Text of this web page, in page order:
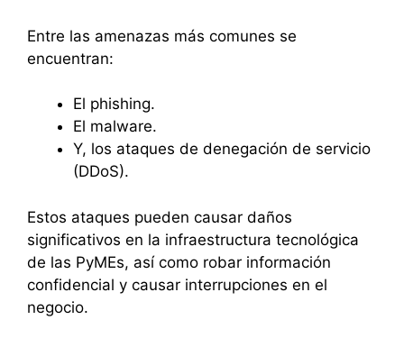
Entre las amenazas más comunes se
encuentran:
El phishing.
El malware.
Y, los ataques de denegación de servicio
(DDoS).
Estos ataques pueden causar daños
significativos en la infraestructura tecnológica
de las PyMEs, así como robar información
confidencial y causar interrupciones en el
negocio.